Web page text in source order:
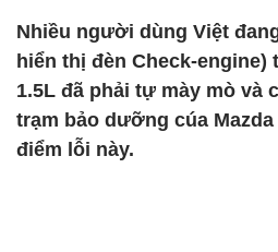
Nhiều người dùng Việt
hiển thị đèn Check-engine)
1.5L đã phải tự mày mò và
trạm bảo dưỡng cúa
điểm lỗi này.